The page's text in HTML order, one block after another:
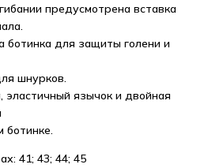
предусмотрена вставка
для защиты голени и
шнурков.
язычок и двойная
ботинке.
41; 43; 44; 45